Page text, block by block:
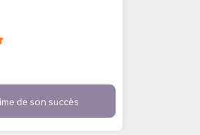
de son succès